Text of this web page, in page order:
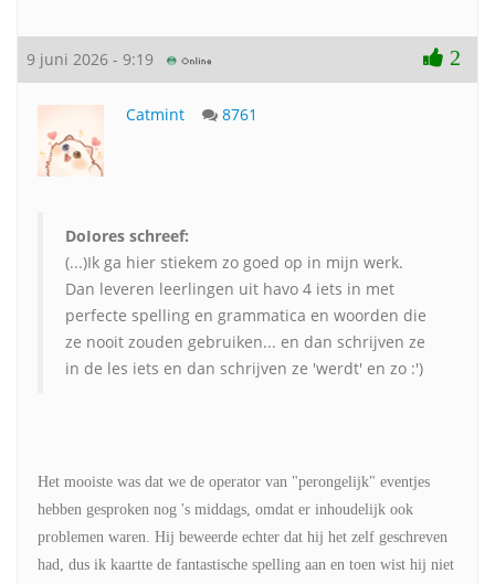
9 juni 2026 - 9:19 2
Catmint 8761
DoIores schreef:
(...)Ik ga hier stiekem zo goed op in mijn werk.
Dan leveren leerlingen uit havo 4 iets in met
perfecte spelling en grammatica en woorden die
ze nooit zouden gebruiken... en dan schrijven ze
in de les iets en dan schrijven ze 'werdt' en zo :')
Het mooiste was dat we de operator van "perongelijk" eventjes
hebben gesproken nog 's middags, omdat er inhoudelijk ook
problemen waren. Hij beweerde echter dat hij het zelf geschreven
had, dus ik kaartte de fantastische spelling aan en toen wist hij niet